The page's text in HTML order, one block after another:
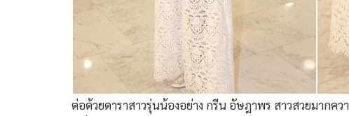
ต่อด้วยดาราสาวรุ่นน้องอย่าง กรีน อัษฎาพร สาวสวยมากค